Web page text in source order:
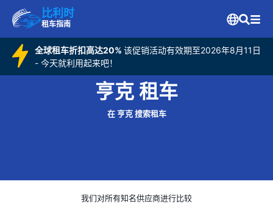
比利时
租车指南
全球租车折扣高达20% 该促销活动有效期至2026年8月11日
- 今天就利用起来吧！
亨克 租车
在 亨克 搜索租车
我们对所有知名供应商进行比较